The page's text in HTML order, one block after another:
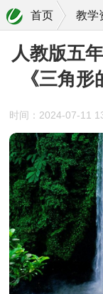
首页 教学
人教版五
《三角
时间：2024-07-11